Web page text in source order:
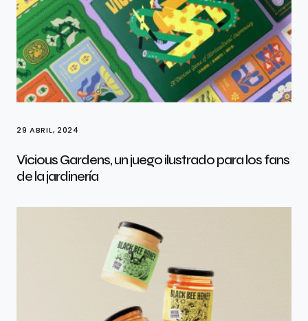
29 ABRIL, 2024
Vicious Gardens, un juego ilustrado para los fans
de la jardinería